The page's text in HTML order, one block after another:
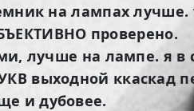
на лампах лучше.
проверено.
лучше на лампе. я в
выходной ккаскад
и дубовее.